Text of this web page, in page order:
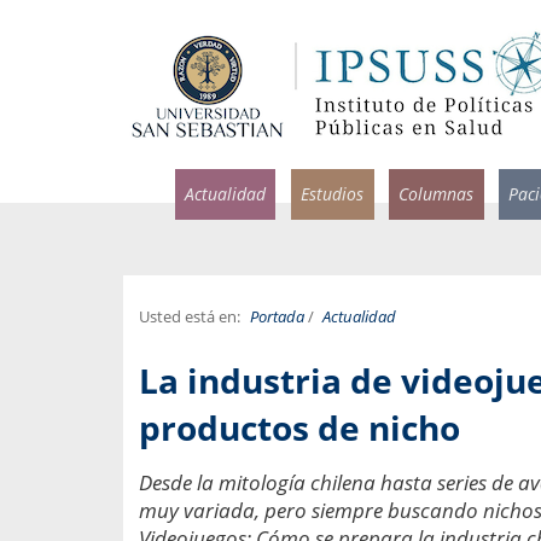
Actualidad Estudios Columnas
Usted está en: Portada/ Actualidad
La industria de
productos de nicho
Desde la mitología chilena hasta series de
muy variada, pero siempre buscando
por incapacidad
Infectólogo y profesor
Medicina, Universidad
Usamos la palabra
una enfermedad